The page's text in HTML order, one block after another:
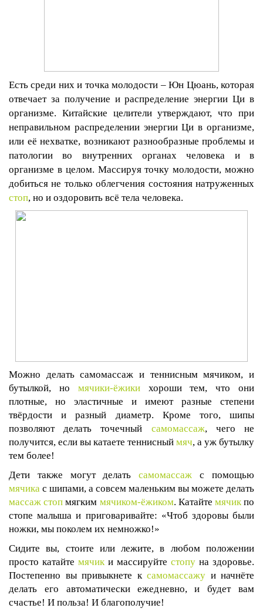
Есть среди них и точка молодости – Юн Цюань, которая
отвечает за получение и распределение энергии Ци в
организме. Китайские целители утверждают, что при
неправильном распределении энергии Ци в организме,
или её нехватке, возникают разнообразные проблемы и
патологии во внутренних органах человека и в
организме в целом. Массируя точку молодости, можно
добиться не только облегчения состояния натруженных
стоп, но и оздоровить всё тела человека.
Можно делать самомассаж и теннисным мячиком, и
бутылкой, но мячики-ёжикихороши тем, что они
плотные, но эластичные и имеют разные степени
твёрдости и разный диаметр. Кроме того, шипы
позволяют делать точечный самомассаж, чего не
получится, если вы катаете теннисный мяч, а уж бутылку
тем более!
Дети также могут делатьсамомассаж с помощью
мячика с шипами, а совсем маленьким вы можете делать
массаж стоп мягким мячиком-ёжиком. Катайте мячикпо
стопе малыша и приговаривайте: «Чтоб здоровы были
ножки, мы поколем их немножко!»
Сидите вы, стоите или лежите, в любом положении
просто катайте мячики массируйте стопу на здоровье.
Постепенно вы привыкнете к самомассажу и начнёте
делать его автоматически ежедневно, и будет вам
счастье! И польза! И благополучие!